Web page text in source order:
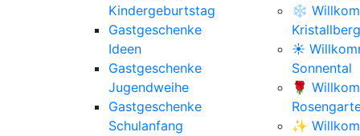
Kindergeburtstag
Gastgeschenke
Ideen
Gastgeschenke
Jugendweihe
Gastgeschenke
Schulanfang
❄️
☀️
Sonnental
🌹
✨